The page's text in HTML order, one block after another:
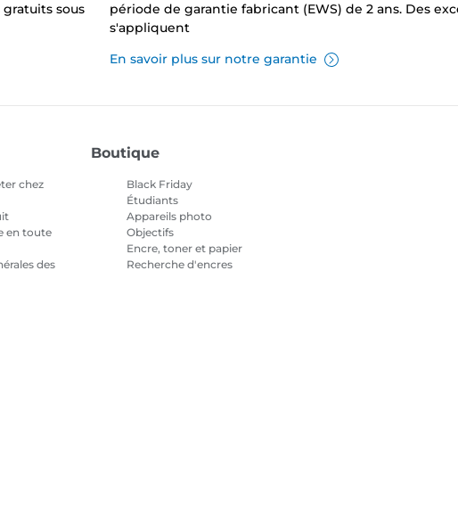
sous
période de garantie fabricant (EWS) de 2 ans. Des
s'appliquent
En savoir plus sur notre garantie
chez
en toute
des
Boutique
Black Friday
Étudiants
Appareils photo
Objectifs
Encre, toner et papier
Recherche d'encres